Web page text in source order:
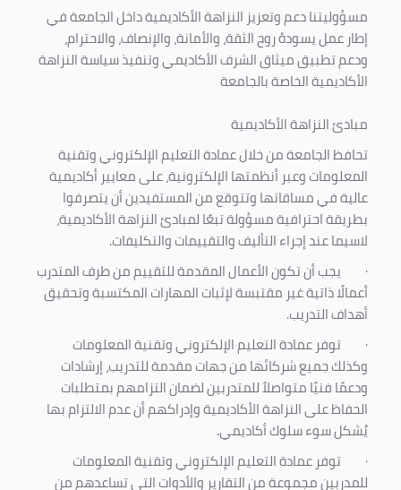
مسؤوليتنا دعم وتعزيز النزاهة الأكاديمية داخل الجامعة في
إطار عمل يسودهُ روح الثقة، والأمانة، والإنصاف، والاحترام،
ودعم تطبيق ميثاق الشرف الأكاديمي وتنفيذ سياسة النزاهة
الأكاديمية الخاصة بالجامعة
مبادئ النزاهة الأكاديمية
تحافظ الجامعة من خلال عمادة التعليم الإلكتروني وتقنية
المعلومات وعبر أنظمتها الإلكترونية، على معايير أكاديمية
عالية في مساقاتها وتتوقع من المستفيدين أن يتصرفوا
بطريقة احترافية مسؤولة تبعًا لمبادئ النزاهة الأكاديمية،
لاسيما عند إجراء التأليف والتقييمات والتكليفات.
· يجب أن تكون الأعمال المقدمة للتقييم من طرف المتدرب
أعمالًا ذاتية غير مقتبسة لإثبات المهارات المكتسبة وتحقيق
أهداف التدريب.
· توفر عمادة التعليم الإلكتروني وتقنية المعلومات
وكذلك جميع شركائها من جهات مقدمة للتدريب، إرشادات
ودعمًا فنيًا متواصلاً للمتدربين لضمان التزامهم بمتطلبات
الحفاظ على النزاهة الأكاديمية وإدراكهم أن عدم الالتزام بها
يُشكل سوء سلوك أكاديمي.
· توفر عمادة التعليم الإلكتروني وتقنية المعلومات
للمدربين مجموعة من التقارير والأدوات التي تساعدهم من